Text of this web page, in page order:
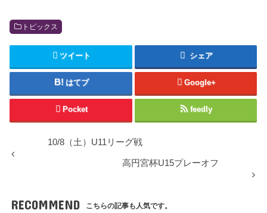
トピックス
ツイート シェア
はてブ Google+
Pocket feedly
10/8（土）U11リーグ戦
高円宮杯U15プレーオフ
RECOMMEND こちらの記事も人気です。